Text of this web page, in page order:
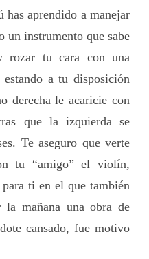
has aprendido a manejar
un instrumento que sabe
rozar tu cara con una
a tu disposición
derecha le acaricie con
que la izquierda se
Te aseguro que verte
tu “amigo” el violín,
ti en el que también
la mañana una obra de
cansado, fue motivo